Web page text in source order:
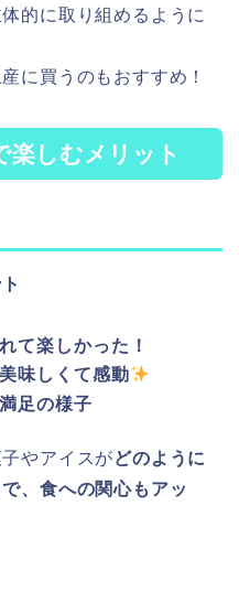
的に取り組めるように
に買うのもおすすめ！
楽しむメリット
て楽しかった！
味しくて感動
足の様子
やアイスがどのように
、食への関心もアッ